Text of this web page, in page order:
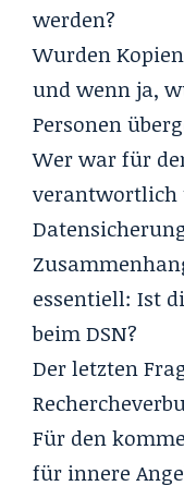
werden?
Wurden
und wenn ja,
Personen
Wer war für
verantwortlich
essentiell: Ist
beim DSN?
Der letzten
Für den
für innere